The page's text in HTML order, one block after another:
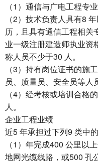
（1）通信与广电工程专
（2）技术负责人具有8
历，且具有通信工程相关
业一级注册建造师执业资
称人员不少于30 人。
（3）持有岗位证书的施
员、质量员、安全员等人
（4）经考核或培训合格
人。
企业工程业绩
近5 年承担过下列9 类中
（1）年完成400 公里以
地网光缆线路，或500 孔